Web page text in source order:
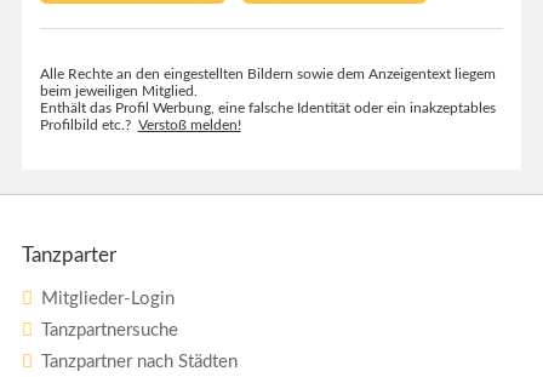
Alle Rechte an den eingestellten Bildern sowie dem Anzeigentext liegem
beim jeweiligen Mitglied.
Enthält das Profil Werbung, eine falsche Identität oder ein inakzeptables
Profilbild etc.? Verstoß melden!
Tanzparter
Mitglieder-Login
Tanzpartnersuche
Tanzpartner nach Städten